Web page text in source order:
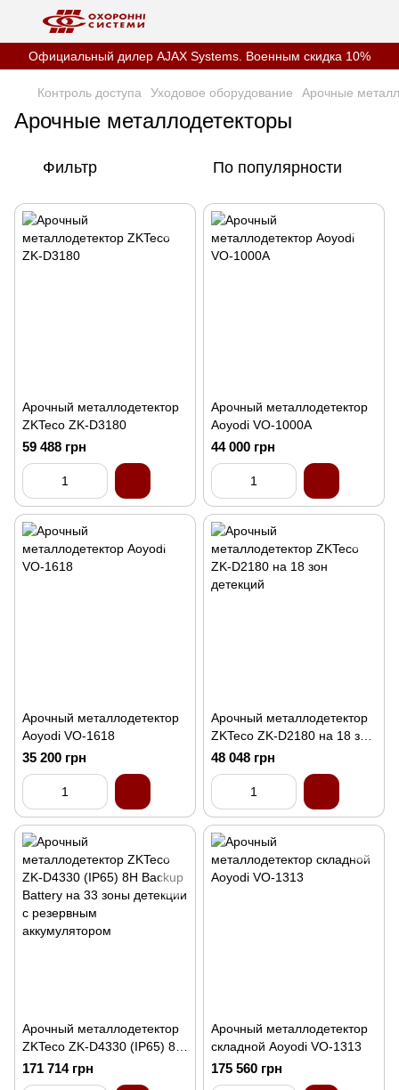
Официальный дилер AJAX Systems. Военным скидка 10%
Контроль доступа Уходовое оборудование Арочные
Арочные металлодетекторы
Фильтр По популярности
Арочный металлодетектор
ZKTeco ZK-D3180
59 488 грн
Арочный металлодетектор
Aoyodi VO-1000A
44 000 грн
Арочный металлодетектор
Aoyodi VO-1618
35 200 грн
Арочный металлодетектор
ZKTeco ZK-D2180 на 18 зон
детекций
48 048 грн
Арочный металлодетектор
ZKTeco ZK-D4330 (IP65) 8H
Backup Battery на 33 зоны
детекции с резервным
171 714 грн
Арочный металлодетектор
складной Aoyodi VO-1313
175 560 грн